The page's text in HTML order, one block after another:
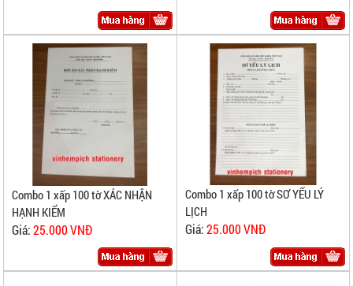
Combo 1 xấp 100 tờ XÁC NHẬN
HẠNH KIỂM
Giá:25.000 VNĐ
Combo 1 xấp 100 tờ SƠ YẾU LÝ
LỊCH
Giá:25.000 VNĐ